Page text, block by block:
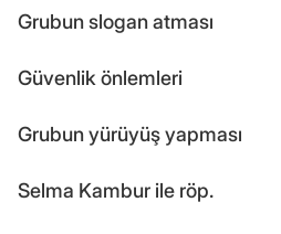
Grubun slogan atması
Güvenlik önlemleri
Grubun yürüyüş yapması
Selma Kambur ile röp.